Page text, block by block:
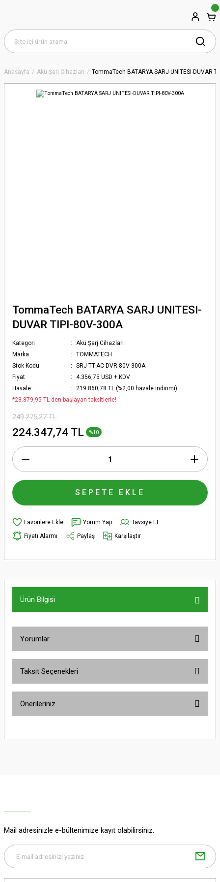
Anasayfa Akü Şarj Cihazları TommaTech BATARYA SARJ UNITESI-DUVAR
TommaTech BATARYA SARJ UNITESI-
DUVAR TIPI-80V-300A
Kategori
Akü Şarj Cihazları
Marka
TOMMATECH
Stok Kodu
SRJ-TT-AC-DVR-80V-300A
Fiyat
4.356,75 USD + KDV
Havale
219.860,78 TL (%2,00 havale indirimi)
*23.879,95 TL den başlayan taksitlerle!
249.275,27 TL
224.347,74 TL %10
SEPETE EKLE
Yorum Yap
Tavsiye Et
Fiyatı Alarmı
Paylaş Karşılaştır
Ürün Bilgisi
Yorumlar
Taksit Seçenekleri
Önerileriniz
yetersiz gördüğünüz noktaları öneri formunu kullanarak tarafımıza
Bu ürüne benzer farklı alternatifler olmalı.
Mail adresinizle e-bültenimize kayıt olabilirsiniz.